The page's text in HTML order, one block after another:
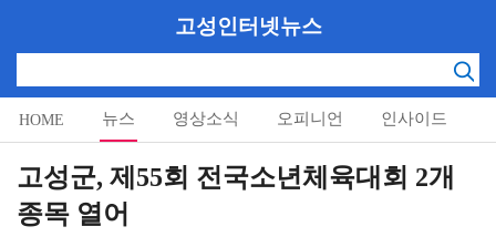
고성인터넷뉴스
HOME 뉴스 영상소식 오피니언 인사이드
알림마당
고성군, 제55회 전국소년체육대회 2개
종목 열어